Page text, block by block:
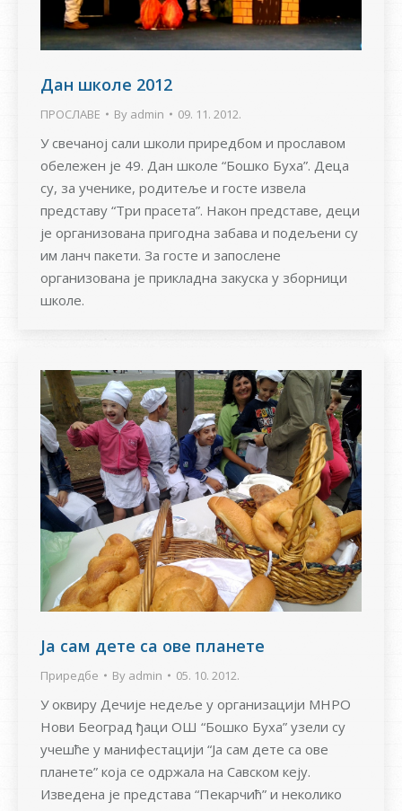
Дан школе 2012
ПРОСЛАВЕ By admin 09. 11. 2012.
У свечаној сали школи приредбом и прославом
обележен је 49. Дан школе “Бошко Буха”. Деца
су, за ученике, родитеље и госте извела
представу “Три прасета”. Након представе, деци
је организована пригодна забава и подељени су
им ланч пакети. За госте и запослене
организована је прикладна закуска у зборници
школе.
Ја сам дете са ове планете
Приредбе By admin 05. 10. 2012.
У оквиру Дечије недеље у организацији МНРО
Нови Београд ђаци ОШ “Бошко Буха” узели су
учешће у манифестацији “Ја сам дете са ове
планете” која се одржала на Савском кеју.
Изведена је представа “Пекарчић” и неколико